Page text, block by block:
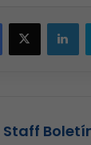
Facebook
X
Staff